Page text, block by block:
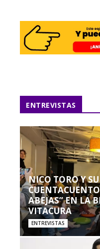
ENTREVISTAS
NICO TORO Y
ABEJAS” EN LA
VITACURA
ENTREVISTAS